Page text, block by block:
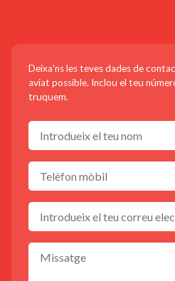
Deixa'ns les teves dades de
aviat possible. Inclou el teu
truquem.